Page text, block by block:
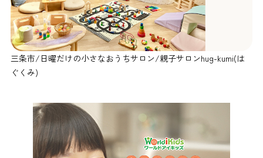
三条市/日曜だけの小さなおうちサロン/親子サロンhug-kumi(は
ぐくみ)